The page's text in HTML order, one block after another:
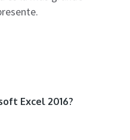
Excel 2016?